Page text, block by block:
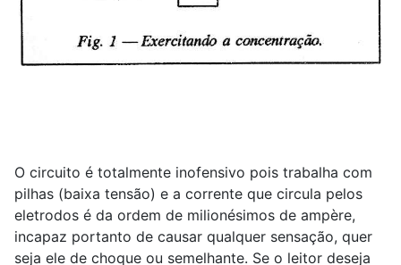
O circuito é totalmente inofensivo pois trabalha com
pilhas (baixa tensão) e a corrente que circula pelos
eletrodos é da ordem de milionésimos de ampère,
incapaz portanto de causar qualquer sensação, quer
seja ele de choque ou semelhante. Se o leitor deseja